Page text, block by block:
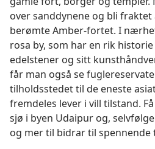
over sanddynene og bli
berømte Amber-fortet. I
rosa by, som har en rik
edelstener og sitt
får man også se
tilholdsstedet til de eneste
fremdeles lever i vill tilstand.
sjø i byen Udaipur og,
og mer til bidrar til spennende